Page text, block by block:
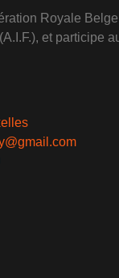
Royale
et participe